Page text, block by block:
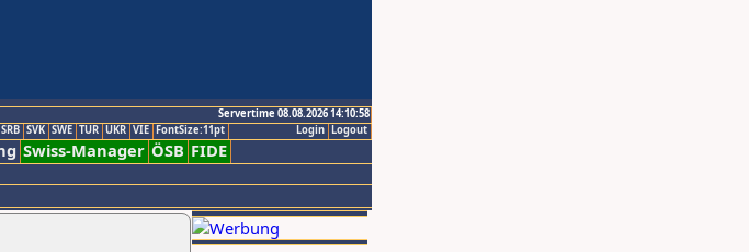
Servertime 08.08.2026 14:10:58
Logout
Login
SRB SVK SWE TUR UKR VIE FontSize:11pt
Swiss-Manager ÖSB FIDE